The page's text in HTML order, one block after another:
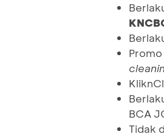
BCA
Tidak